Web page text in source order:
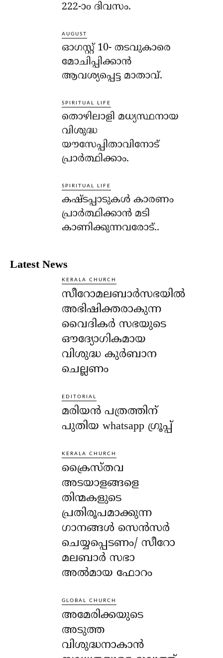
222-ാo ദിവസം.
AUGUST
ഓഗസ്റ്റ് 10- തടവുകാരെ
മോചിപ്പിക്കാന്‍
ആവശ്യപ്പെട്ട മാതാവ്.
SPIRITUAL LIFE
തൊഴിലാളി മധ്യസ്ഥനായ
വിശുദ്ധ
യൗസേപ്പിതാവിനോട്
പ്രാര്‍ത്ഥിക്കാം.
SPIRITUAL LIFE
കഷ്ടപ്പാടുകള്‍ കാരണം
പ്രാര്‍ത്ഥിക്കാന്‍ മടി
കാണിക്കുന്നവരോട്..
Latest News
KERALA CHURCH
സീറോമലബാർസഭയിൽ
അഭിഷിക്തരാകുന്ന
വൈദികർ സഭയുടെ
ഔദ്യോഗികമായ
വിശുദ്ധ കുർബാന
ചെല്ലണം
EDITORIAL
മരിയൻ പത്രത്തിന്
പുതിയ whatsapp ഗ്രൂപ്പ്
KERALA CHURCH
ക്രൈസ്തവ
അടയാളങ്ങളെ
തിന്മകളുടെ
പ്രതിരൂപമാക്കുന്ന
ഗാനങ്ങൾ സെൻസർ
ചെയ്യപ്പെടണം/ സീറോ
മലബാർ സഭാ
അൽമായ ഫോറം
GLOBAL CHURCH
അമേരിക്കയുടെ
അടുത്ത
വിശുദ്ധനാകാൻ